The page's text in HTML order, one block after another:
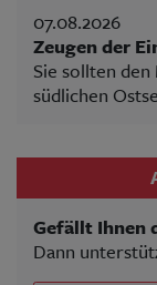
07.08.2026
Zeugen der
Sie sollten
südlichen
Gefällt Ihnen
Dann